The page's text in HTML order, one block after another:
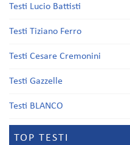
Testi Lucio Battisti
Testi Tiziano Ferro
Testi Cesare Cremonini
Testi Gazzelle
Testi BLANCO
TOP TESTI